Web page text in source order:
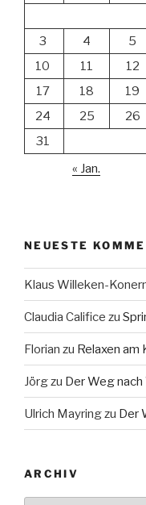
3
4 5
10
11 12
17
18 19
24
25 26
31
« Jan.
NEUESTE
Klaus Willeken-
Claudia Califice zu
Florian zu Relaxen am
Jörgzu Der Weg
Ulrich Mayringzu Der
ARCHIV